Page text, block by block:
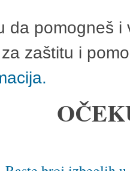
da pomogneš
zaštitu i